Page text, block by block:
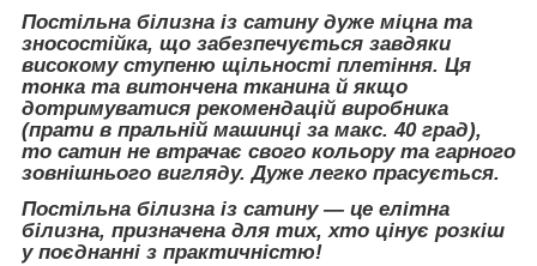
Постільна білизна із сатину дуже міцна та
зносостійка, що забезпечується завдяки
високому ступеню щільності плетіння. Ця
тонка та витончена тканина й якщо
дотримуватися рекомендацій виробника
(прати в пральній машинці за макс. 40 град),
то сатин не втрачає свого кольору та гарного
зовнішнього вигляду. Дуже легко прасується.
Постільна білизна із сатину — це елітна
білизна, призначена для тих, хто цінує розкіш
у поєднанні з практичністю!